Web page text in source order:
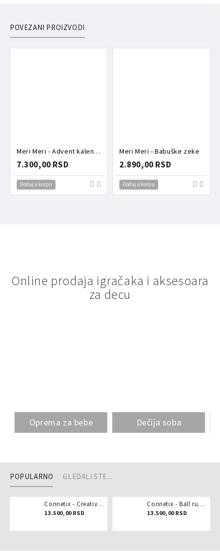
POVEZANI PROIZVODI
Meri Meri - Advent kalendar šnalice
7.300,00 RSD
Dodaj u korpu
Meri Meri - Babuške zeke
2.890,00 RSD
Dodaj u korpu
Online prodaja igračaka i aksesoara
za decu
Oprema za bebe Dečija soba
POPULARNO GLEDALI STE...
Connetix - Creative pack 102 dela
13.500,00 RSD
Connetix - Ball run pastel 106 delova
13.500,00 RSD